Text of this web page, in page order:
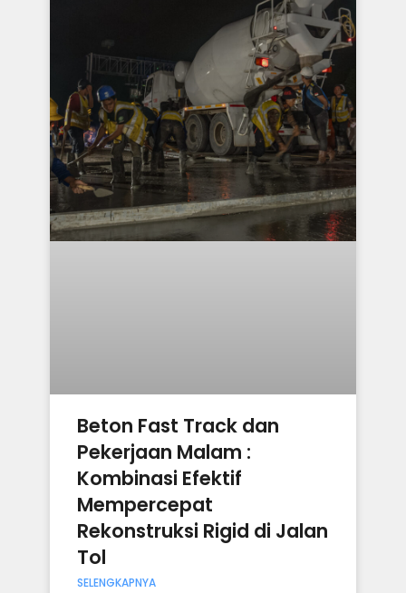
Beton Fast Track dan
Pekerjaan Malam :
Kombinasi Efektif
Mempercepat
Rekonstruksi Rigid di Jalan
Tol
SELENGKAPNYA